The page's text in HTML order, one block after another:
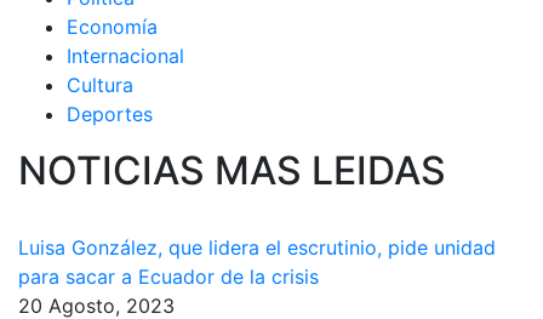
Economía
Internacional
Cultura
Deportes
NOTICIAS MAS LEIDAS
Luisa González, que lidera el escrutinio, pide unidad
para sacar a Ecuador de la crisis
20 Agosto, 2023